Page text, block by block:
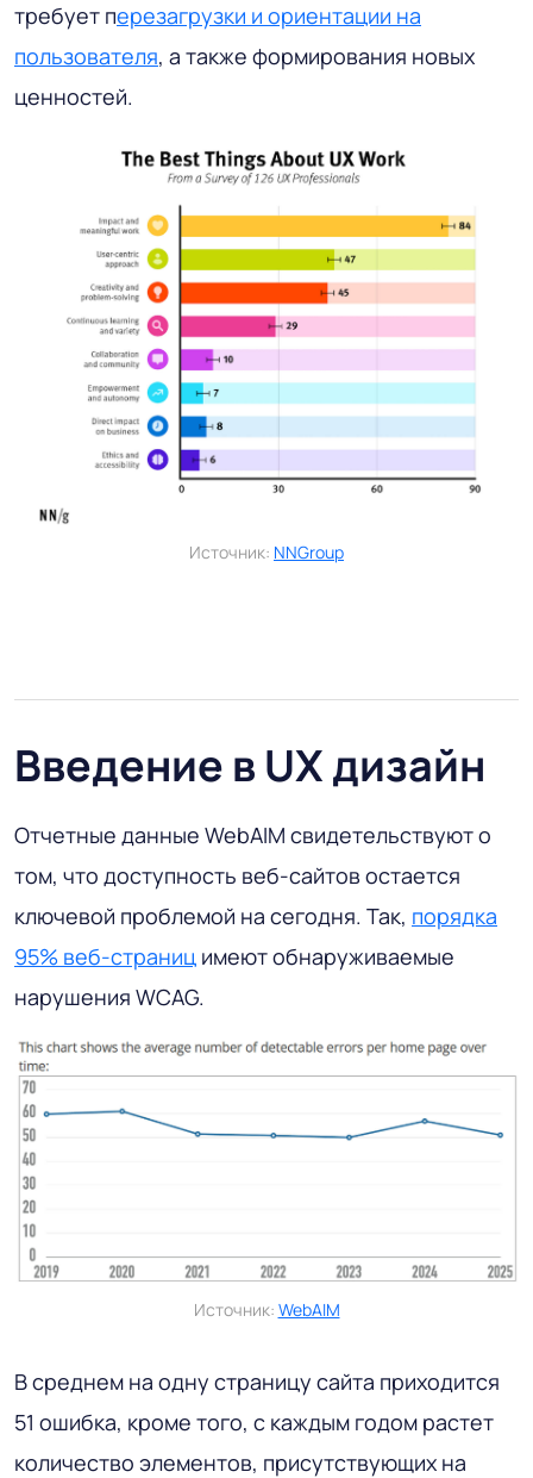
требует перезагрузки и ориентации на
пользователя, а также формирования новых
ценностей.
Источник: NNGroup
Введение в UX дизайн
Отчетные данные WebAIM свидетельствуют о
том, что доступность веб-сайтов остается
ключевой проблемой на сегодня. Так, порядка
95% веб-страниц имеют обнаруживаемые
нарушения WCAG.
Источник: WebAIM
В среднем на одну страницу сайта приходится
51 ошибка, кроме того, с каждым годом растет
количество элементов, присутствующих на